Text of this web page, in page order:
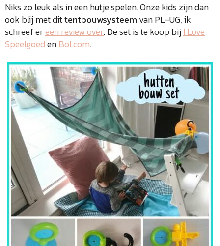
Niks zo leuk als in een hutje spelen. Onze kids zijn dan
ook blij met dittentbouwsysteem van PL-UG, ik
schreef ereen review over. De set is te koop bijI Love
SpeelgoedenBol.com.